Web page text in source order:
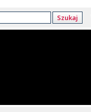
Szukaj